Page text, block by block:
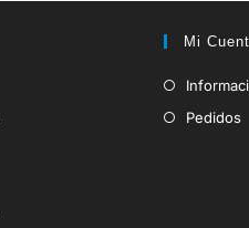
Mi
Pedidos